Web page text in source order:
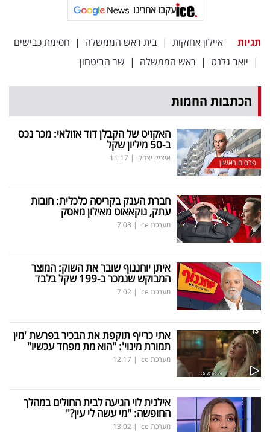
עקבו
עקבו אחרינו
תגיות איילון אחזקות | בית ראש הממשלה | חסימת כבישים
| יואב גלנט | ראש הממשלה | שר הביטחון
הכתבות החמות
פרסום ראשון
האקזיט של הקבלן דוד אזולאי: מכר נכס
ב-50 מיליון שקל
איציק יצחקי |
11:17
חברת הענק בקריסה כלכלית: חובות
עתק, נוקאאוט מאילון מאסק
מערכת ice |
7:03
איתן יוחננוף שובר את השוק: המוצר
המבוקש שנמכר ב-199 שקל בלבד
מערכת ice |
7:02
אתי כרייף תוקפת את הבכיר בפרשת 'מין
תמורת מינוי': "הוא מת מפחד עכשיו"
מערכת ice |
12:17
אילנית לוי הגיעה לבית החולים במהלך
החופשה: "מי עשה לי עין?"
מערכת ice |
13:02